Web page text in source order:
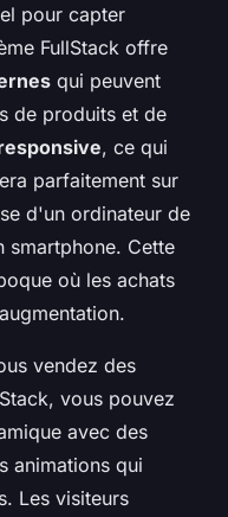
pour capter
FullStack offre
qui peuvent
de produits et de
, ce qui
parfaitement sur
d'un ordinateur de
smartphone. Cette
où les achats
vendez des
vous pouvez
avec des
animations qui
Les visiteurs